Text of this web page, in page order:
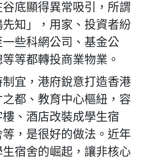
底顯得異常吸引，所謂
先知」，用家、投資者紛
些科網公司、基金公
等都轉投商業物業。
宜，港府銳意打造香港
都、教育中心樞紐，容
、酒店改裝成學生宿
，是很好的做法。近年
宿舍的崛起，讓非核心